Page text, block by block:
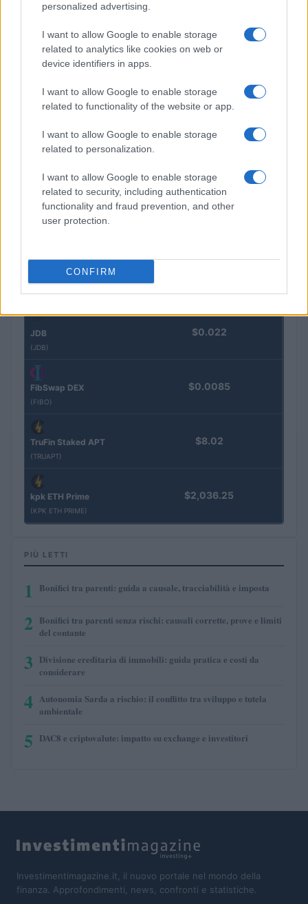
personalized advertising.
I want to allow Google to enable storage
related to analytics like cookies on web or
device identifiers in apps.
I want to allow Google to enable storage
related to functionality of the website or app.
I want to allow Google to enable storage
related to personalization.
I want to allow Google to enable storage
related to security, including authentication
functionality and fraud prevention, and other
user protection.
CONFIRM
Kinza Babylon Staked
BTC
(KBTC)
$83,270.00
Steakhouse EURCV
(STEAKEURCV)
$100,000,000,000,000.00
Stride Staked Injective
(VXOR)
JDB
(JDB)
$0.022
FibSwap DEX
(FIBO)
$0.0085
TruFin Staked APT
(TRUAPT)
$8.02
kpk ETH Prime
(KPK ETH PRIME)
$2,036.25
PIÙ LETTI
1 Bonifici tra parenti: guida a causale, tracciabilità e imposta
2 Bonifici tra parenti senza rischi: causali corrette, prove e limiti
del contante
3 Divisione ereditaria di immobili: guida pratica e costi da
considerare
4 Autonomia Sarda a rischio: il conflitto tra sviluppo e tutela
ambientale
5 DAC8 e criptovalute: impatto su exchange e investitori
Investimentimagazine.it, il nuovo portale nel mondo della
finanza. Approfondimenti, news, confronti e statistiche.